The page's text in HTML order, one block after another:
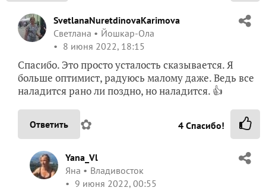
SvetlanaNuretdinovaKarimova
Светлана
Йошкар-Ола
8 июня 2022, 18:15
Спасибо. Это просто усталость сказывается. Я
больше оптимист, радуюсь малому даже. Ведь все
наладится рано ли поздно, но наладится. 👍
Ответить ✿ 4 Спасибо!
Yana_Vl
Яна
Владивосток
9 июня 2022, 00:55